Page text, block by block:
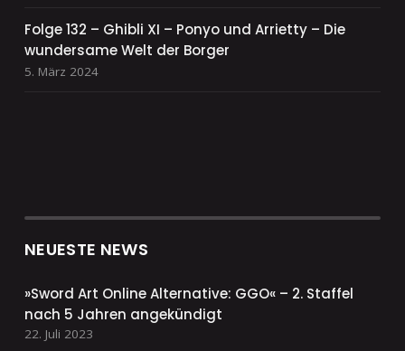
Folge 132 – Ghibli XI – Ponyo und Arrietty – Die
wundersame Welt der Borger
5. März 2024
NEUESTE NEWS
»Sword Art Online Alternative: GGO« – 2. Staffel
nach 5 Jahren angekündigt
22. Juli 2023